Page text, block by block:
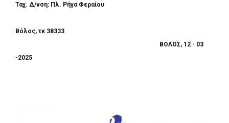
Ταχ. Δ/νση: Πλ. Ρήγα Φεραίου
Βόλος, τκ 38333
ΒΟΛΟΣ, 12 - 03
-2025